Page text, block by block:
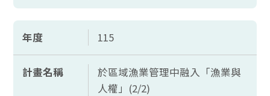
年度 115
計畫名稱
於區域漁業管理中融入「漁業與
人權」(2/2)